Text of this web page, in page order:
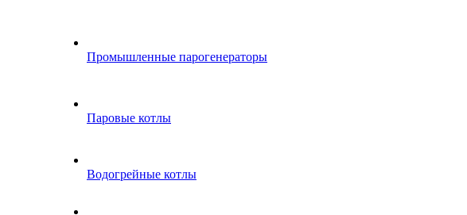
Промышленные парогенераторы
Паровые котлы
Водогрейные котлы